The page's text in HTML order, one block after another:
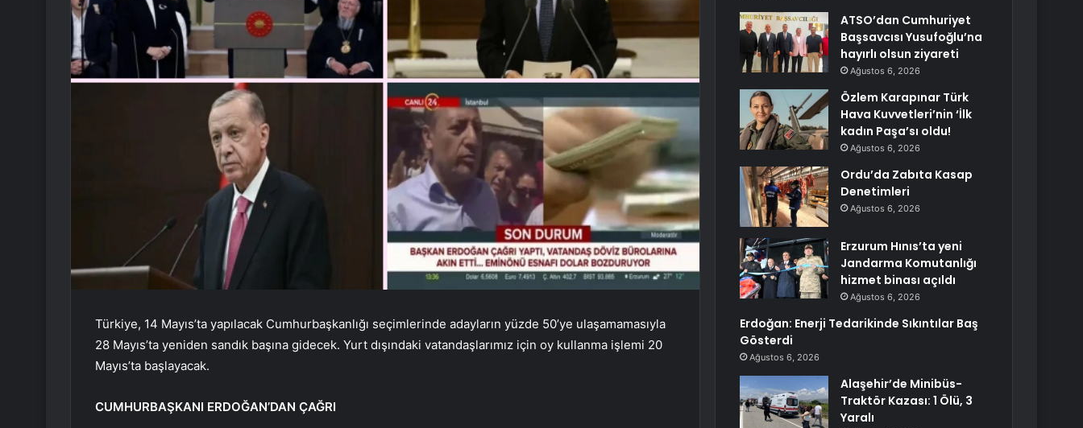
Türkiye, 14 Mayıs’ta yapılacak Cumhurbaşkanlığı seçimlerinde adayların yüzde 50’ye ulaşamamasıyla
28 Mayıs’ta yeniden sandık başına gidecek. Yurt dışındaki vatandaşlarımız için oy kullanma işlemi 20
Mayıs’ta başlayacak.
CUMHURBAŞKANI ERDOĞAN’DAN ÇAĞRI
ATSO’dan Cumhuriyet
Başsavcısı Yusufoğlu’na
hayırlı olsun ziyareti
Ağustos 6, 2026
Özlem Karapınar Türk
Hava Kuvvetleri’nin ‘İlk
kadın Paşa’sı oldu!
Ağustos 6, 2026
Ordu’da Zabıta Kasap
Denetimleri
Ağustos 6, 2026
Erzurum Hınıs’ta yeni
Jandarma Komutanlığı
hizmet binası açıldı
Ağustos 6, 2026
Erdoğan: Enerji Tedarikinde Sıkıntılar Baş
Gösterdi
Ağustos 6, 2026
Alaşehir’de Minibüs-
Traktör Kazası: 1 Ölü, 3
Yaralı